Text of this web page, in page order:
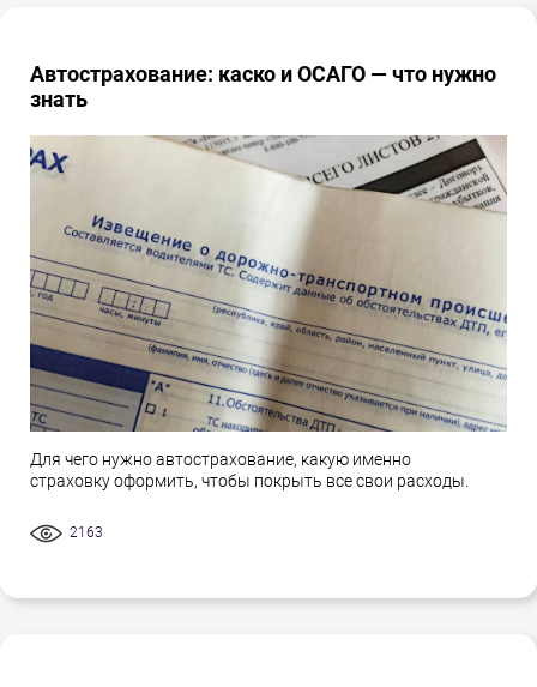
Автострахование: каско и ОСАГО — что нужно
знать
Для чего нужно автострахование, какую именно
страховку оформить, чтобы покрыть все свои расходы.
2163